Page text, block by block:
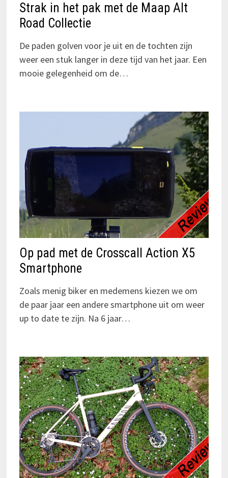
Strak in het pak met de Maap Alt
Road Collectie
De paden golven voor je uit en de tochten zijn
weer een stuk langer in deze tijd van het jaar. Een
mooie gelegenheid om de…
Op pad met de Crosscall Action X5
Smartphone
Zoals menig biker en medemens kiezen we om
de paar jaar een andere smartphone uit om weer
up to date te zijn. Na 6 jaar…